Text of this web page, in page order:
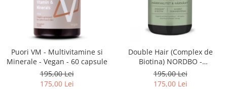
Puori VM - Multivitamine si
Minerale - Vegan - 60 capsule
195,00 Lei
175,00 Lei
Double Hair (Complex de
Biotina) NORDBO -
Regenerare Par - Vegan - 60
capsule
195,00 Lei
175,00 Lei